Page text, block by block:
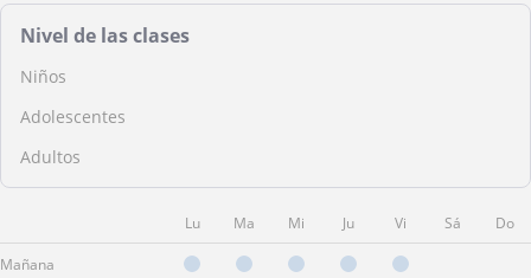
Nivel de las clases
Niños
Adolescentes
Adultos
Lu Ma Mi Ju Vi Sá Do
Mañana